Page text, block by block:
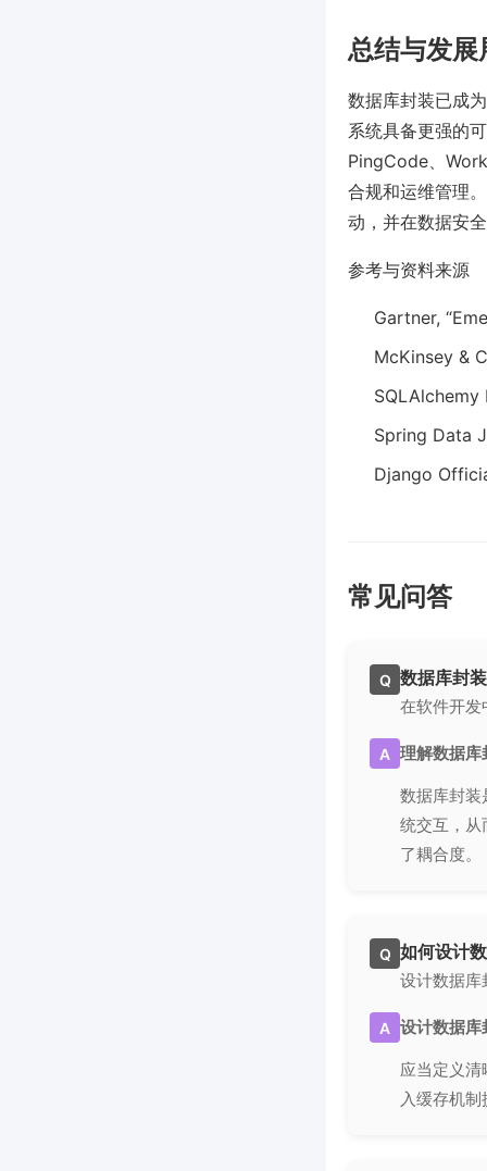
总结与发展
数据库封装已成
系统具备更强的
PingCode、
合规和运维管理
动，并在数据安
参考与资料来源
Gartner,
McKinsey &
Spring Data
Django
常见问答
Q 数据库封
在软件开发
A 理解数据库
数据库封装
统交互，从
了耦合度。
Q 如何设计
设计数据库
A 设计数据库
应当定义
入缓存机